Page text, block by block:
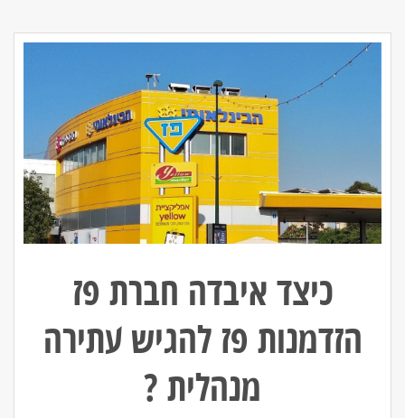
כיצד איבדה חברת פז
הזדמנות פז להגיש עתירה
מנהלית ?